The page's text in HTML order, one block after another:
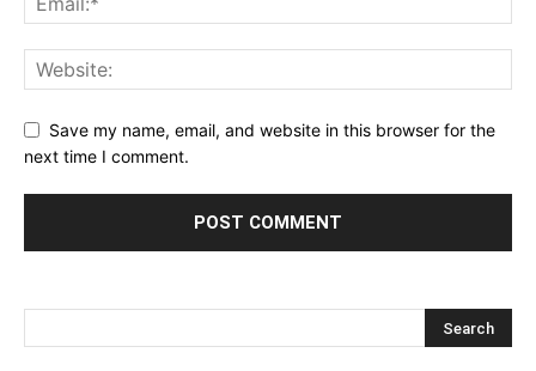
Save my name, email, and website in this browser for the
next time I comment.